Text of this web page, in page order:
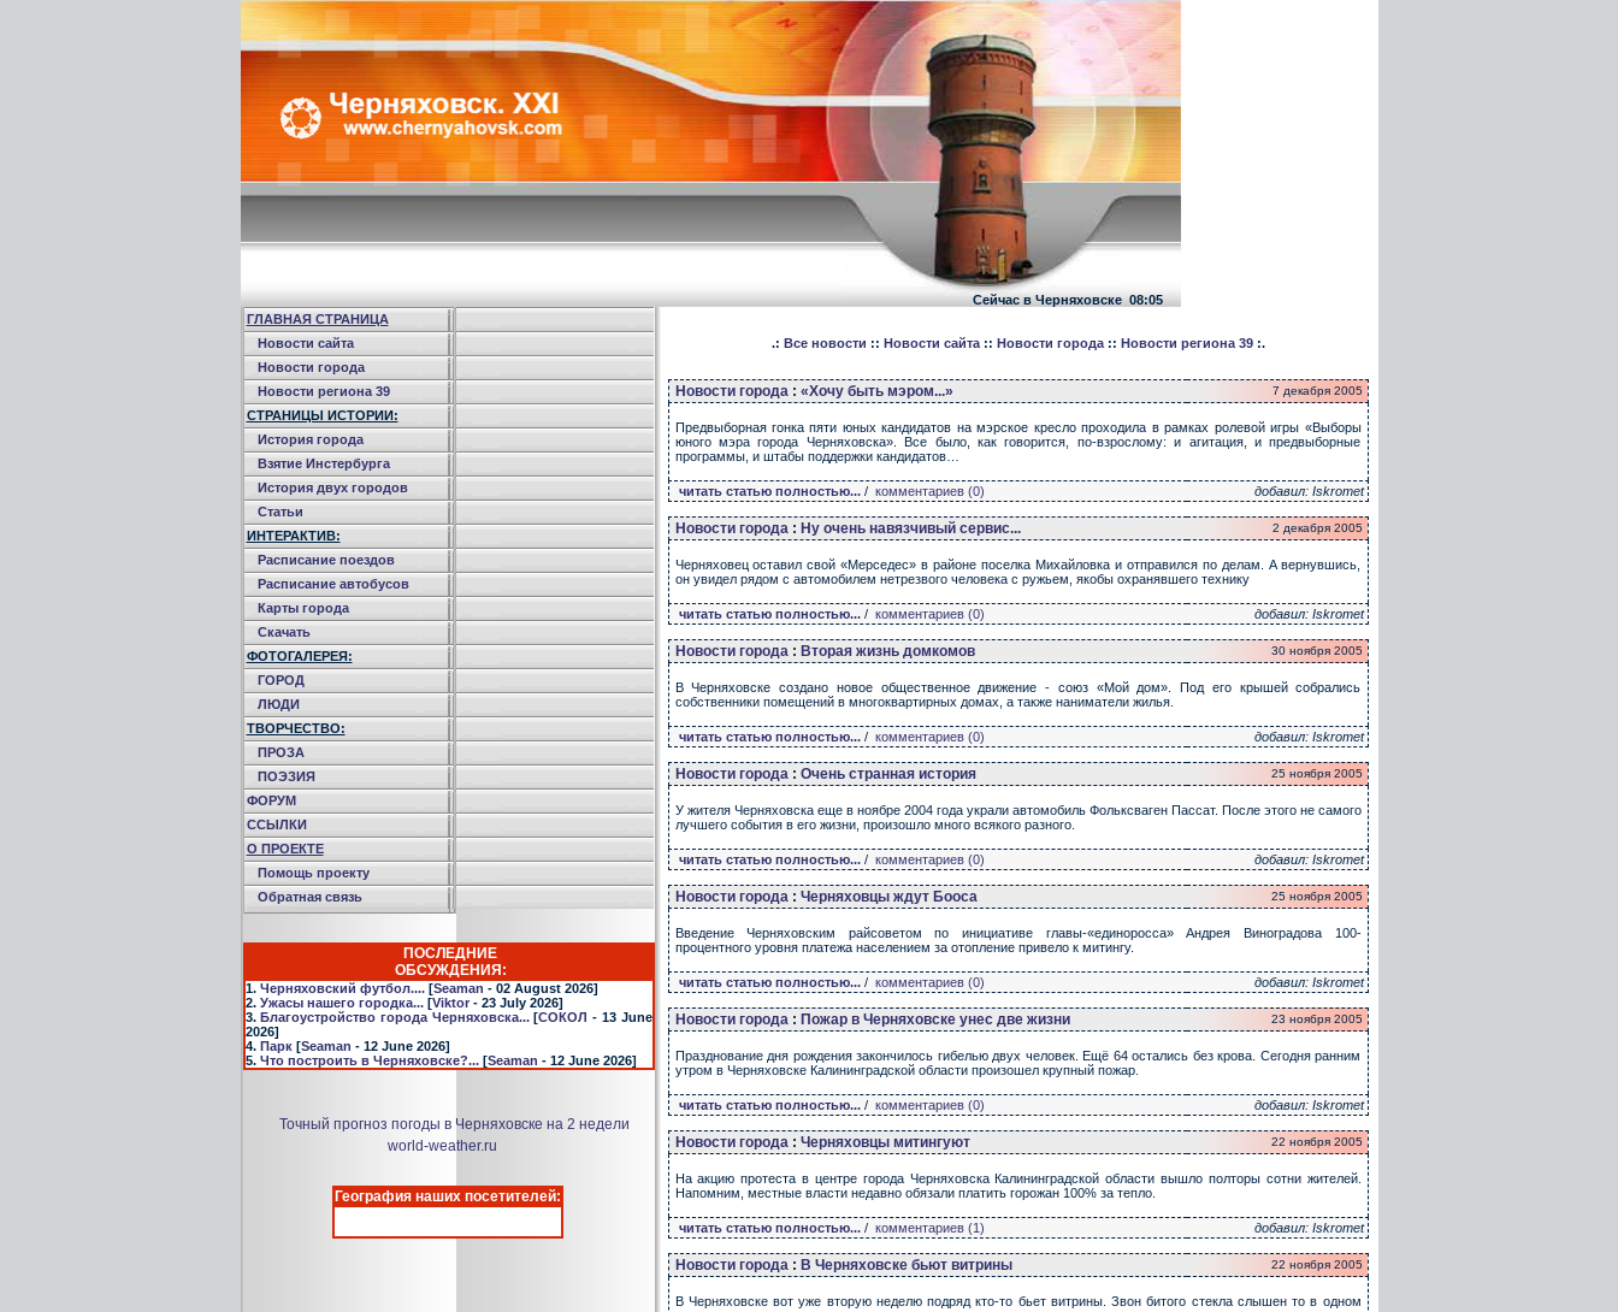
Сейчас в Черняховске08:05
ГЛАВНАЯ СТРАНИЦА
Новости сайта
Новости города
Новости региона 39
СТРАНИЦЫ ИСТОРИИ:
История города
Взятие Инстербурга
История двух городов
Статьи
ИНТЕРАКТИВ:
Расписание поездов
Расписание автобусов
Карты города
Скачать
ФОТОГАЛЕРЕЯ:
ГОРОД
ЛЮДИ
ТВОРЧЕСТВО:
ПРОЗА
ПОЭЗИЯ
ФОРУМ
ССЫЛКИ
О ПРОЕКТЕ
Помощь проекту
Обратная связь
ПОСЛЕДНИЕ
ОБСУЖДЕНИЯ:
1. Черняховский футбол....[Seaman - 02 August 2026]
2. Ужасы нашего городка...[Viktor- 23 July 2026]
3.Благоустройство города Черняховска...[СОКОЛ - 13 June
2026]
4. Парк[Seaman - 12 June 2026]
5. Что построить в Черняховске?...[Seaman - 12 June 2026]
Точный прогноз погоды в Черняховске на 2 недели
world-weather.ru
География наших посетителей:
.: Все новости :: Новости сайта:: Новости города:: Новости региона 39:.
Новости города: «Хочу быть мэром...» 7 декабря 2005
Предвыборная гонка пяти юных кандидатов на мэрское кресло проходила в рамках ролевой игры «Выборы
юного мэра города Черняховска». Все было, как говорится, по-взрослому: и агитация, и предвыборные
программы, и штабы поддержки кандидатов…
читать статью полностью... / комментариев (0) добавил: Iskromet
Новости города: Ну очень навязчивый сервис... 2 декабря 2005
Черняховец оставил свой «Мерседес» в районе поселка Михайловка и отправился по делам. А вернувшись,
он увидел рядом с автомобилем нетрезвого человека с ружьем, якобы охранявшего технику
читать статью полностью... / комментариев (0) добавил: Iskromet
Новости города: Вторая жизнь домкомов 30 ноября 2005
В Черняховске создано новое общественное движение - союз «Мой дом». Под его крышей собрались
собственники помещений в многоквартирных домах, а также наниматели жилья.
читать статью полностью... / комментариев (0) добавил: Iskromet
Новости города: Очень странная история 25 ноября 2005
У жителя Черняховска еще в ноябре 2004 года украли автомобиль Фольксваген Пассат. После этого не самого
лучшего события в его жизни, произошло много всякого разного.
читать статью полностью... / комментариев (0) добавил: Iskromet
Новости города: Черняховцы ждут Бооса 25 ноября 2005
Введение Черняховским райсоветом по инициативе главы-«единоросса» Андрея Виноградова 100-
процентного уровня платежа населением за отопление привело к митингу.
читать статью полностью... / комментариев (0) добавил: Iskromet
Новости города: Пожар в Черняховске унес две жизни 23 ноября 2005
Празднование дня рождения закончилось гибелью двух человек. Ещё 64 остались без крова. Сегодня ранним
утром в Черняховске Калининградской области произошел крупный пожар.
читать статью полностью... / комментариев (0) добавил: Iskromet
Новости города: Черняховцы митингуют 22 ноября 2005
На акцию протеста в центре города Черняховска Калининградской области вышло полторы сотни жителей.
Напомним, местные власти недавно обязали платить горожан 100% за тепло.
читать статью полностью... / комментариев (1) добавил: Iskromet
Новости города: В Черняховске бьют витрины 22 ноября 2005
В Черняховске вот уже вторую неделю подряд кто-то бьет витрины. Звон битого стекла слышен то в одном